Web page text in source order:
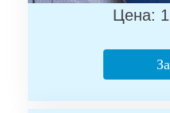
Цена: